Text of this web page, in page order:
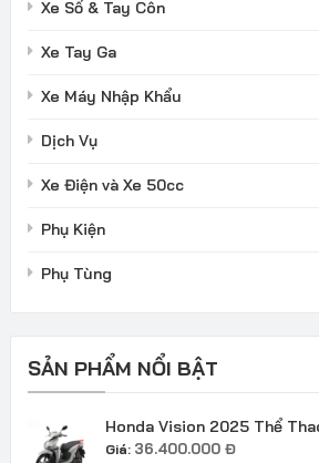
Xe Số & Tay Côn
Xe Tay Ga
Xe Máy Nhập Khẩu
Dịch Vụ
Xe Điện và Xe 50cc
Phụ Kiện
Phụ Tùng
SẢN PHẨM NỔI BẬT
Honda Vision 2025 Thể
Giá: 36.400.000 Đ